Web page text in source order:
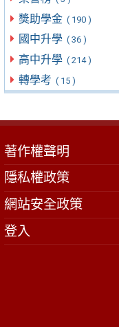
獎助學金 ( 190 )
國中升學 ( 36 )
高中升學 ( 214 )
轉學考 ( 15 )
著作權聲明
隱私權政策
網站安全政策
登入